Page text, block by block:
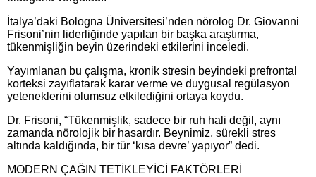
İtalya’daki Bologna Üniversitesi’nden nörolog Dr. Giovanni
Frisoni’nin liderliğinde yapılan bir başka araştırma,
tükenmişliğin beyin üzerindeki etkilerini inceledi.
Yayımlanan bu çalışma, kronik stresin beyindeki prefrontal
korteksi zayıflatarak karar verme ve duygusal regülasyon
yeteneklerini olumsuz etkilediğini ortaya koydu.
Dr. Frisoni, “Tükenmişlik, sadece bir ruh hali değil, aynı
zamanda nörolojik bir hasardır. Beynimiz, sürekli stres
altında kaldığında, bir tür ‘kısa devre’ yapıyor” dedi.
MODERN ÇAĞIN TETİKLEYİCİ FAKTÖRLERİ